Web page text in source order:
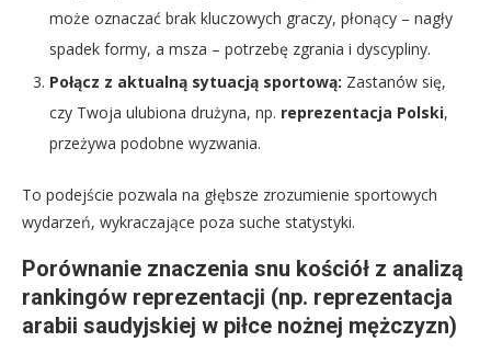
może oznaczać brak kluczowych graczy, płonący – nagły
spadek formy, a msza – potrzebę zgrania i dyscypliny.
Połącz z aktualną sytuacją sportową: Zastanów się,
czy Twoja ulubiona drużyna, np. reprezentacja Polski,
przeżywa podobne wyzwania.
To podejście pozwala na głębsze zrozumienie sportowych
wydarzeń, wykraczające poza suche statystyki.
Porównanie znaczenia snu kościół z analizą
rankingów reprezentacji (np. reprezentacja
arabii saudyjskiej w piłce nożnej mężczyzn)